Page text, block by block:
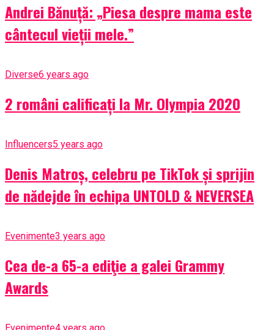
Andrei Bănuță: „Piesa despre mama este
cântecul vieții mele.”
Diverse6 years ago
2 români calificați la Mr. Olympia 2020
Influencers5 years ago
Denis Matroș, celebru pe TikTok și sprijin
de nădejde în echipa UNTOLD & NEVERSEA
Evenimente3 years ago
Cea de-a 65-a ediţie a galei Grammy
Awards
Evenimente4 years ago